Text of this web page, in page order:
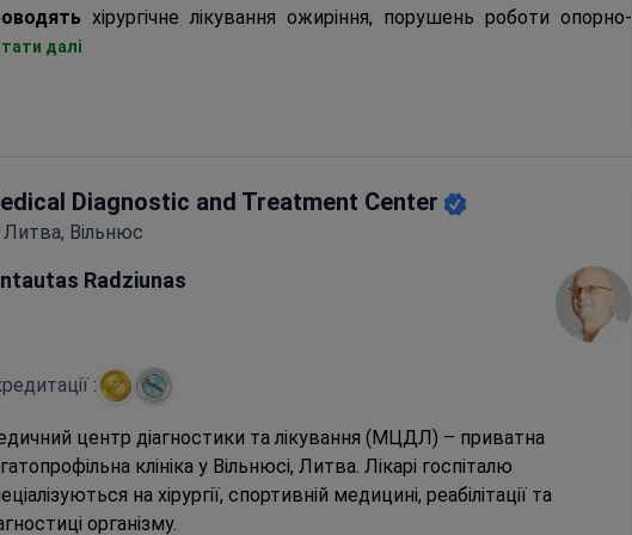
хірургічне лікування ожиріння, порушень роботи опорно-
апарату, серцево-судинних захворювань.
далі
Diagnostic and Treatment Center
Литва, Вільнюс
Radziunas
:
центр діагностики та лікування (МЦДЛ) – приватна
клініка у Вільнюсі, Литва. Лікарі госпіталю
на хірургії, спортивній медицині, реабілітації та
організму.